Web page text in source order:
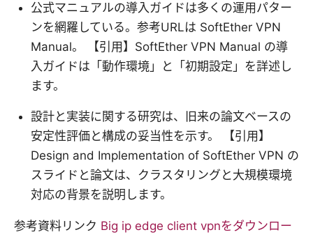
公式マニュアルの導入ガイドは多くの運用パター
ンを網羅している。参考URLは SoftEther VPN
Manual。 【引用】SoftEther VPN Manual の導
入ガイドは「動作環境」と「初期設定」を詳述し
ます。
設計と実装に関する研究は、旧来の論文ベースの
安定性評価と構成の妥当性を示す。 【引用】
Design and Implementation of SoftEther VPN の
スライドと論文は、クラスタリングと大規模環境
対応の背景を説明します。
参考資料リンク Big ip edge client vpnをダウンロー